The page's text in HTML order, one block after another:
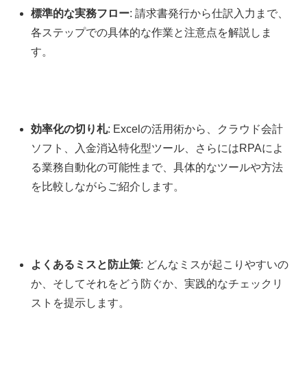
標準的な実務フロー: 請求書発行から仕訳入力まで、
各ステップでの具体的な作業と注意点を解説しま
す。
効率化の切り札: Excelの活用術から、クラウド会計
ソフト、入金消込特化型ツール、さらにはRPAによ
る業務自動化の可能性まで、具体的なツールや方法
を比較しながらご紹介します。
よくあるミスと防止策: どんなミスが起こりやすいの
か、そしてそれをどう防ぐか、実践的なチェックリ
ストを提示します。